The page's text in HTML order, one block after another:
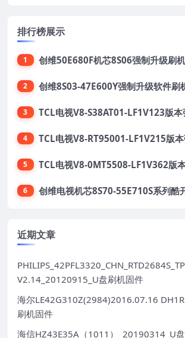
排行榜展示
1 创维50E680F机芯8S06强制升级刷
2 创维8S03-47E600Y强制升级软件刷
3
4
5
6 创维电视机芯8S70-55E710S系列酷
近期文章
V2.14_20120915_U盘刷机固件
海尔LE42G310Z(2984)2016.07.16
刷机固件
海信HZ43E35A（1011）_20190314_U